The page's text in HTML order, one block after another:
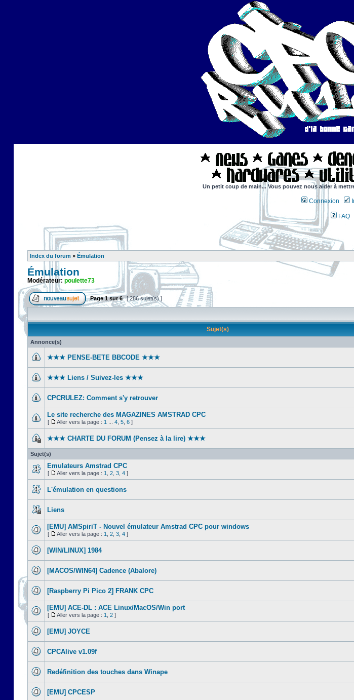
Un petit coup de main... Vous pouvez nous aider à
Connexion
FAQ
Index du forum » Émulation
Émulation
Modérateur: poulette73
Page1sur6 [ 286 sujet(s) ]
Sujet(s)
Annonce(s)
★★★ PENSE-BETE BBCODE ★★★
★★★ Liens / Suivez-les ★★★
CPCRULEZ: Comment s'y retrouver‎
Le site recherche des MAGAZINES AMSTRAD CPC
[ Aller vers la page : 1 4 5 6 ]
★★★ CHARTE DU FORUM (Pensez à la lire) ★★★
Sujet(s)
Emulateurs Amstrad CPC
[ Aller vers la page : 1 2 3 4 ]
L'émulation en questions
Liens
[EMU] AMSpiriT - Nouvel émulateur Amstrad CPC pour windows
[ Aller vers la page : 1 2 3 4 ]
[WIN/LINUX] 1984
[MACOS/WIN64] Cadence (Abalore)
[Raspberry Pi Pico 2] FRANK CPC
[EMU] ACE-DL : ACE Linux/MacOS/Win port
[ Aller vers la page : 1 2 ]
[EMU] JOYCE
CPCAlive v1.09f
Redéfinition des touches dans Winape
[EMU] CPCESP